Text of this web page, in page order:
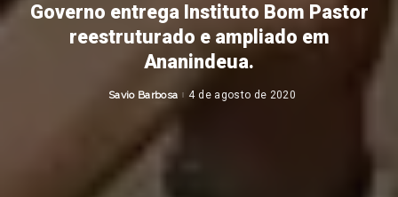
Governo entrega Instituto Bom Pastor
reestruturado e ampliado em
Ananindeua.
Posted
Savio Barbosa 4 de agosto de 2020